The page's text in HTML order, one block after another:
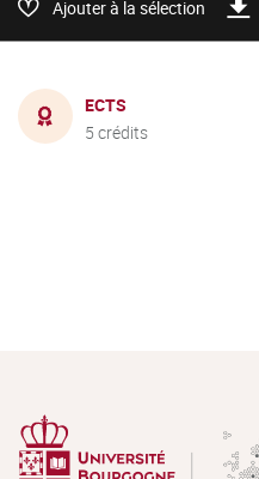
Ajouter à la sélection
ECTS
5 crédits